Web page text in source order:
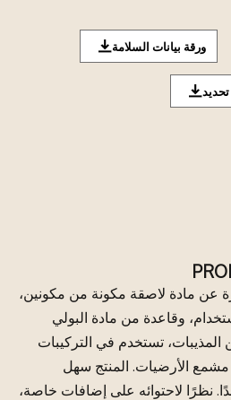
ورقة بيانات السلامة
تحديد
2 ك عبارة عن مادة لاصقة مكونة من مكونين،
وقاعدة من مادة البولي
المذيبات، تستخدم في التركيبات
مشمع الأرضيات. المنتج سهل
نظرًا لاحتوائه على إضافات خاصة،